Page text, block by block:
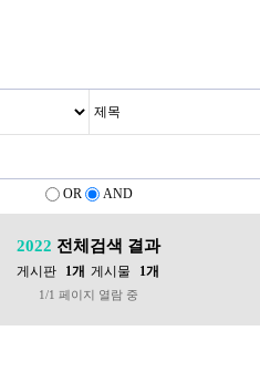
OR AND
2022 전체검색 결과
게시판 1개 게시물 1개
1/1 페이지 열람 중